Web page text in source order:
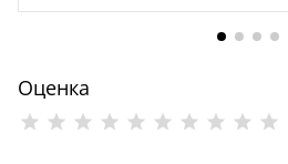
Оценка